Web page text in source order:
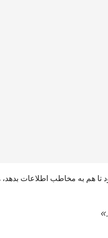
هم به مخاطب اطلاعات